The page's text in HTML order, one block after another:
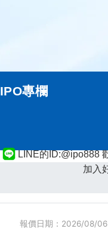
LINE的ID:@ipo888
加入
IPO專欄
報價日期：2026/08/06